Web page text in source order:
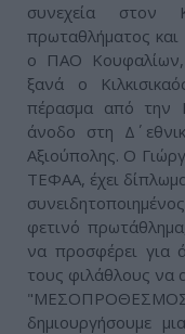
συνεχεία στον
πρωταθλήματος και
ο ΠΑΟ Κουφαλίων,
ξανά ο
πέρασμα από την
άνοδο στη Δ΄
Αξιούπολης. Ο
ΤΕΦΑΑ, έχει
φετινό
να προσφέρει για
τους φιλάθλους να
"ΜΕΣΟΠΡΟΘΕΣΜΟΣ
δημιουργήσουμε